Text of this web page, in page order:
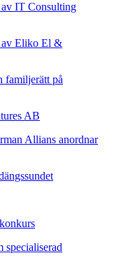
IT Consulting
av Eliko El &
familjerätt på
AB
Allians anordnar